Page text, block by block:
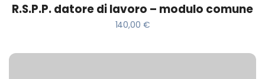
R.S.P.P. datore di lavoro – modulo comune
140,00 €